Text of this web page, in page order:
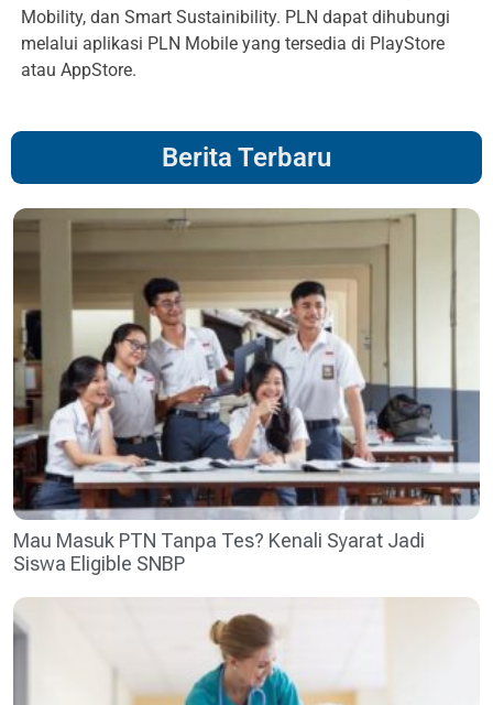
Mobility, dan Smart Sustainibility. PLN dapat dihubungi
melalui aplikasi PLN Mobile yang tersedia di PlayStore
atau AppStore.
Berita Terbaru
Mau Masuk PTN Tanpa Tes? Kenali Syarat Jadi
Siswa Eligible SNBP